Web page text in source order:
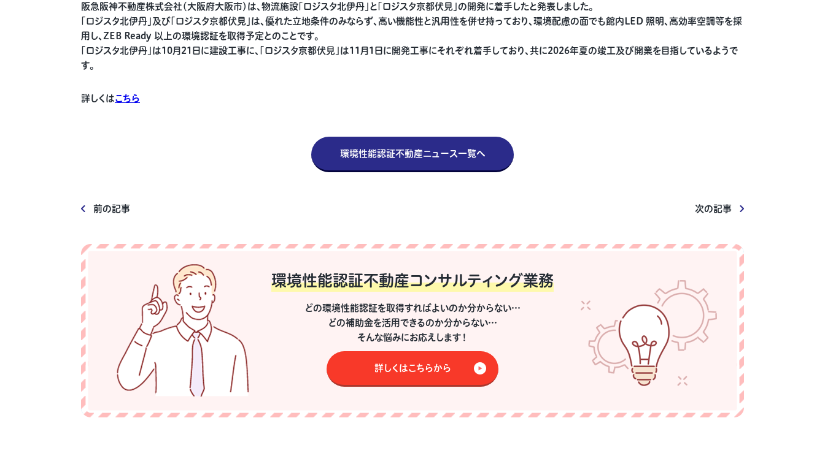
阪急阪神不動産株式会社（大阪府大阪市）は、物流施設「ロジスタ北伊丹」と「ロジスタ京都伏見」の開発に着手したと発表しました。
「ロジスタ北伊丹」及び「ロジスタ京都伏見」は、優れた立地条件のみならず、高い機能性と汎用性を併せ持っており、環境配慮の面でも館内LED 照明、高効率空調等を採
用し、ZEB Ready 以上の環境認証を取得予定とのことです。
「ロジスタ北伊丹」は10月21日に建設工事に、「ロジスタ京都伏見」は11月1日に開発工事にそれぞれ着手しており、共に2026年夏の竣工及び開業を目指しているようで
す。
詳しくはこちら
環境性能認証不動産ニュース一覧へ
前の記事 次の記事
環境性能認証不動産コンサルティング業務
どの環境性能認証を取得すればよいのか分からない…
どの補助金を活用できるのか分からない…
そんな悩みにお応えします！
詳しくはこちらから